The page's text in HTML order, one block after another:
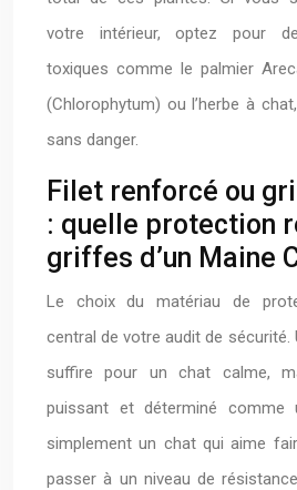
votre intérieur, optez pour
toxiques comme le palmier
(Chlorophytum) ou l’herbe à
sans danger.
Filet renforcé ou
: quelle protection
griffes d’un Maine
Le choix du matériau de
central de votre audit de sécurité.
suffire pour un chat calme,
puissant et déterminé comme
simplement un chat qui aime
passer à un niveau de résistance